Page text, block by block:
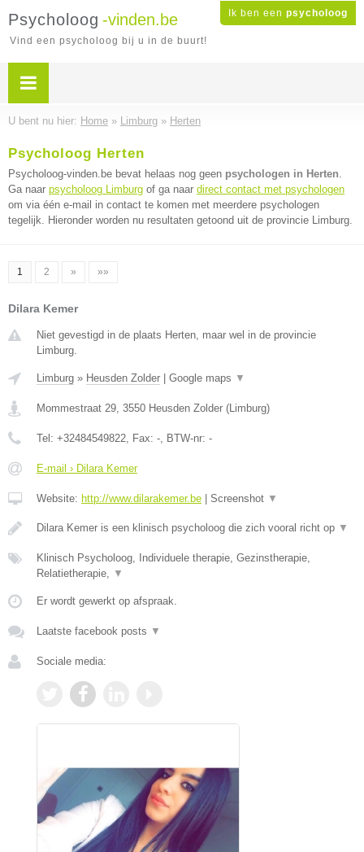
Ik ben een psycholoog
Psycholoog -vinden.be
Vind een psycholoog bij u in de buurt!
U bent nu hier: Home » Limburg » Herten
Psycholoog Herten
Psycholoog-vinden.be bevat helaas nog geen psychologen in Herten.
Ga naar psycholoog Limburg of ga naar direct contact met psychologen
om via één e-mail in contact te komen met meerdere psychologen
tegelijk. Hieronder worden nu resultaten getoond uit de provincie Limburg.
1 2 » »»
Dilara Kemer
Niet gevestigd in de plaats Herten, maar wel in de provincie
Limburg.
Limburg » Heusden Zolder Google maps ▼
Mommestraat 29, 3550 Heusden Zolder (Limburg)
Tel: +32484549822, Fax: -, BTW-nr: -
E-mail › Dilara Kemer
Website: http://www.dilarakemer.be Screenshot ▼
Dilara Kemer is een klinisch psycholoog die zich vooral richt op ▼
Klinisch Psycholoog, Individuele therapie, Gezinstherapie,
Relatietherapie, ▼
Er wordt gewerkt op afspraak.
Laatste facebook posts ▼
Sociale media: